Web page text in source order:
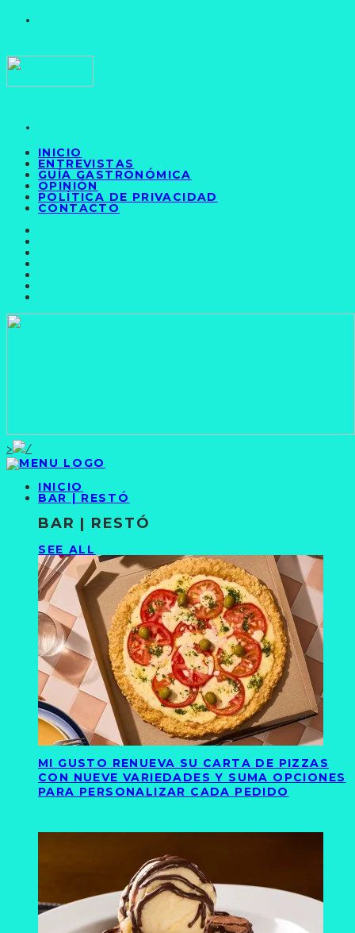
INICIO
ENTREVISTAS
GUÍA GASTRONÓMICA
OPINIÓN
POLÍTICA DE PRIVACIDAD
CONTACTO
>
INICIO
BAR | RESTÓ
BAR | RESTÓ
SEE ALL
MI GUSTO RENUEVA SU CARTA DE PIZZAS
CON NUEVE VARIEDADES Y SUMA OPCIONES
PARA PERSONALIZAR CADA PEDIDO